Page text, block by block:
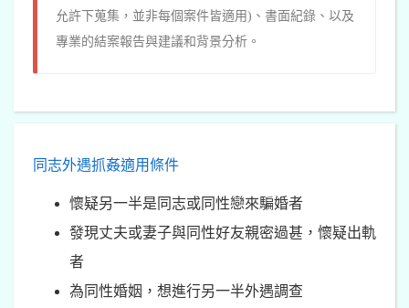
允許下蒐集，並非每個案件皆適用)、書面紀錄、以及
專業的結案報告與建議和背景分析。
同志外遇抓姦適用條件
懷疑另一半是同志或同性戀來騙婚者
發現丈夫或妻子與同性好友親密過甚，懷疑出軌
者
為同性婚姻，想進行另一半外遇調查